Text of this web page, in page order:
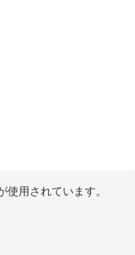
使用されています。